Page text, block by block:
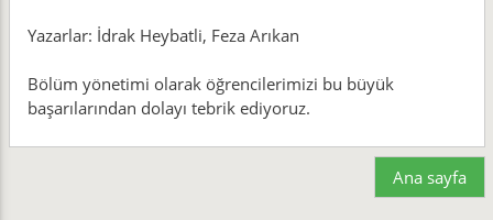
Yazarlar: İdrak Heybatli, Feza Arıkan
Bölüm yönetimi olarak öğrencilerimizi bu büyük
başarılarından dolayı tebrik ediyoruz.
Ana sayfa